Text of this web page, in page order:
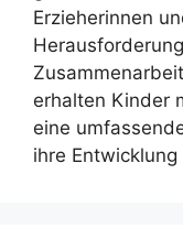
Erzieherinnen
erhalten Kinder
eine
ihre